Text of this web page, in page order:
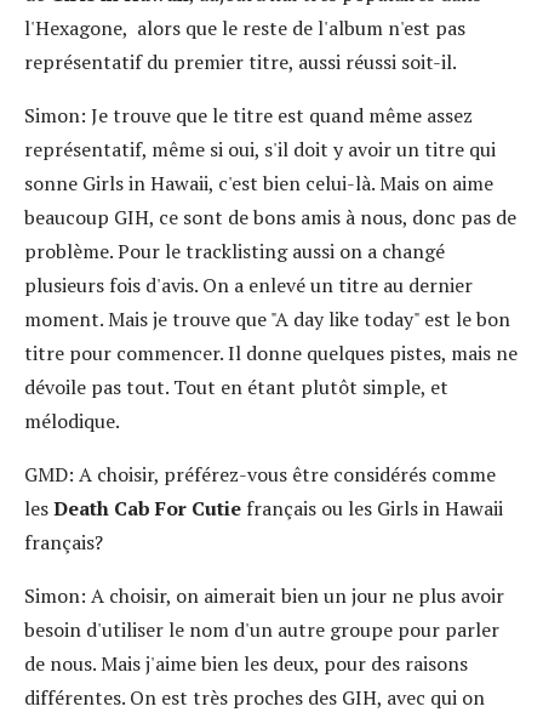
l'Hexagone, alors que le reste de l'album n'est pas
représentatif du premier titre, aussi réussi soit-il.
Simon: Je trouve que le titre est quand même assez
représentatif, même si oui, s'il doit y avoir un titre qui
sonne Girls in Hawaii, c'est bien celui-là. Mais on aime
beaucoup GIH, ce sont de bons amis à nous, donc pas de
problème. Pour le tracklisting aussi on a changé
plusieurs fois d'avis. On a enlevé un titre au dernier
moment. Mais je trouve que "A day like today" est le bon
titre pour commencer. Il donne quelques pistes, mais ne
dévoile pas tout. Tout en étant plutôt simple, et
mélodique.
GMD: A choisir, préférez-vous être considérés comme
lesDeath Cab For Cutie français ou les Girls in Hawaii
français?
Simon: A choisir, on aimerait bien un jour ne plus avoir
besoin d'utiliser le nom d'un autre groupe pour parler
de nous. Mais j'aime bien les deux, pour des raisons
différentes. On est très proches des GIH, avec qui on